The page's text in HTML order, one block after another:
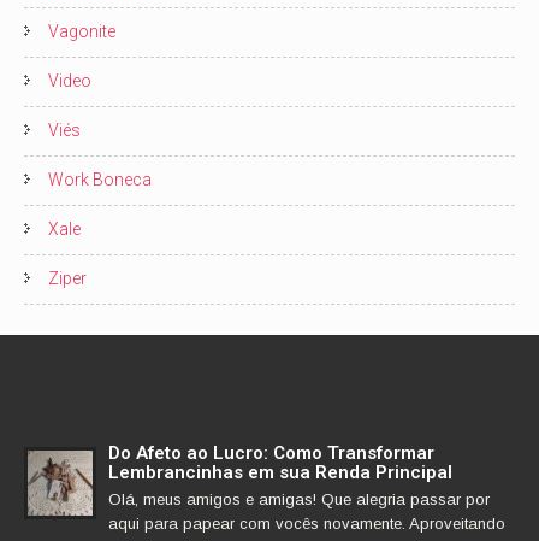
Vagonite
Video
Viés
Work Boneca
Xale
Ziper
Do Afeto ao Lucro: Como Transformar
Lembrancinhas em sua Renda Principal
Olá, meus amigos e amigas! Que alegria passar por
aqui para papear com vocês novamente. Aproveitando